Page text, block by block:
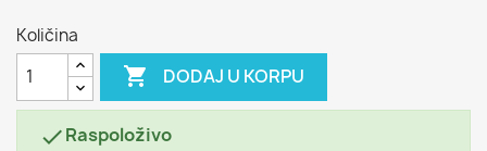
Količina
 DODAJ U KORPU
Raspoloživo